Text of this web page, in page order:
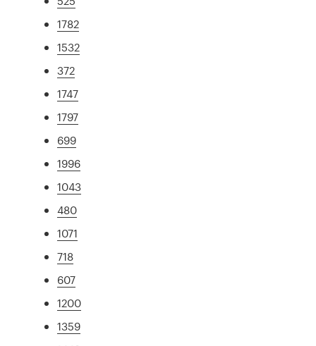
1782
1532
372
1747
1797
699
1996
1043
480
1071
718
607
1200
1359